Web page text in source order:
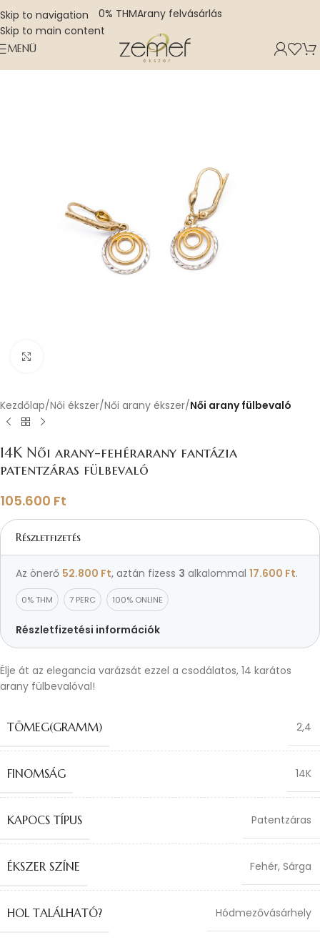
Skip to navigation
Skip to main content
0% THMArany felvásárlás
MENÜ
Kezdőlap Női ékszer Női arany ékszer Női arany fülbevaló
14K Női arany-fehérarany fantázia
patentzáras fülbevaló
105.600 Ft
Részletfizetés
Az önerő 52.800 Ft, aztán fizess 3 alkalommal 17.600 Ft.
0% THM 7 PERC 100% ONLINE
Részletfizetési információk
Élje át az elegancia varázsát ezzel a csodálatos, 14 karátos
arany fülbevalóval!
TÖMEG(GRAMM) 2,4
FINOMSÁG 14K
KAPOCS TÍPUS Patentzáras
ÉKSZER SZÍNE Fehér, Sárga
HOL TALÁLHATÓ? Hódmezővásárhely